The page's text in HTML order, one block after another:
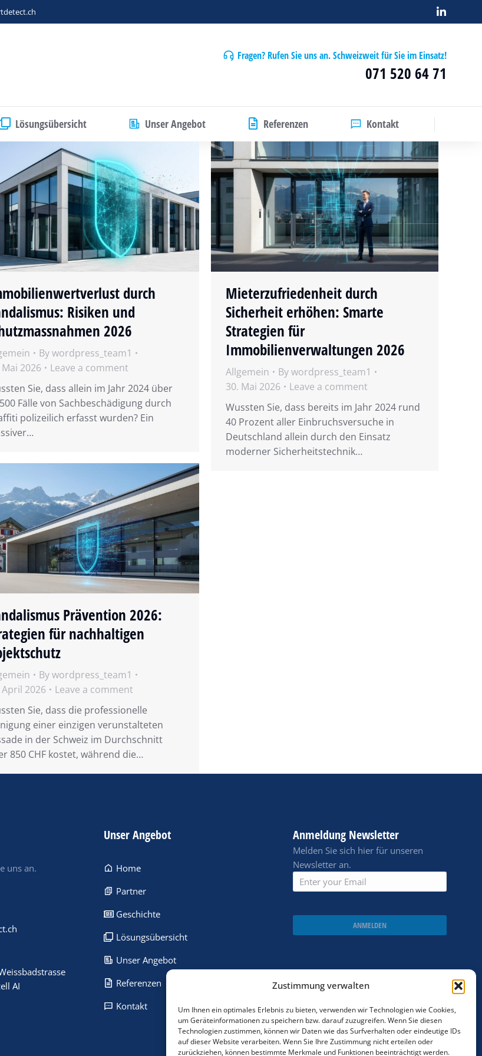
Zustimmung verwalten
Um Ihnen ein optimales Erlebnis zu bieten, verwenden wir Technologien wie Cookies,
um Geräteinformationen zu speichern bzw. darauf zuzugreifen. Wenn Sie diesen
Technologien zustimmen, können wir Daten wie das Surfverhalten oder eindeutige IDs
auf dieser Website verarbeiten. Wenn Sie Ihre Zustimmung nicht erteilen oder
zurückziehen, können bestimmte Merkmale und Funktionen beeinträchtigt werden.
Fragen? Rufen Sie uns an. Schweizweit für Sie im Einsatz!
071 520 64 71
Lösungsübersicht Unser Angebot Referenzen Kontakt
durch
Risiken und
2026
Bywordpress_team1
Mai 2026
Leave a comment
Sie, dass allein im Jahr 2024 über
Fälle von Sachbeschädigung durch
polizeilich erfasst wurden? Ein
Mieterzufriedenheit durch
Sicherheit erhöhen: Smarte
Strategien für
Immobilienverwaltungen 2026
Allgemein Bywordpress_team1
30. Mai 2026
Leave a comment
Wussten Sie, dass bereits im Jahr 2024 rund
40 Prozent aller Einbruchsversuche in
Deutschland allein durch den Einsatz
moderner Sicherheitstechnik…
Prävention 2026:
für nachhaltigen
Bywordpress_team1
April 2026
Leave a comment
Sie, dass die professionelle
einer einzigen verunstalteten
in der Schweiz im Durchschnitt
850 CHF kostet, während die…
uns an.
AI
Unser Angebot
Home
Partner
Geschichte
Lösungsübersicht
Unser Angebot
Referenzen
Kontakt
Anmeldung Newsletter
Melden Sie sich hier für unseren
Newsletter an.
ANMELDEN